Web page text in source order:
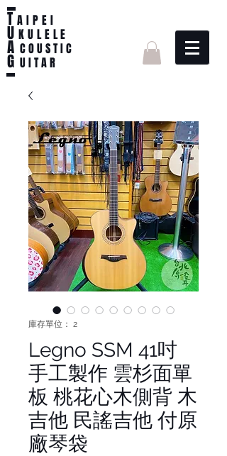
TAIPEI
UKULELE
A C O U S T I C
G U I T A R
庫存單位： 2
Legno SSM 41吋
手工製作 雲杉面單
板 桃花心木側背 木
吉他 民謠吉他 付原
廠琴袋